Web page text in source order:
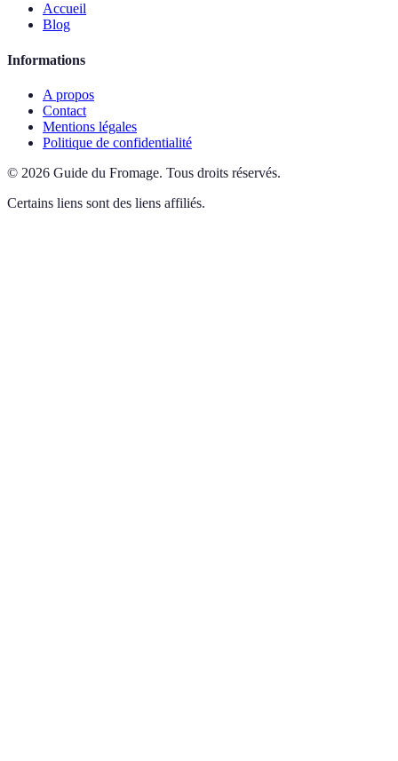
Accueil
Blog
Informations
A propos
Contact
Mentions légales
Politique de confidentialité
© 2026 Guide du Fromage. Tous droits réservés.
Certains liens sont des liens affiliés.